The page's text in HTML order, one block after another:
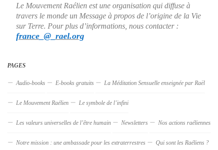
Le Mouvement Raélien est une organisation qui diffuse à
travers le monde un Message à propos de l’origine de la Vie
sur Terre. Pour plus d’informations, nous contacter :
france_@_rael.org
PAGES
Audio-books E-books gratuits La Méditation Sensuelle enseignée par Raël
Le Mouvement Raélien Le symbole de l’infini
Les valeurs universelles de l’être humain Newsletters Nos actions raéliennes
Notre mission : une ambassade pour les extraterrestres Qui sont les Raéliens ?